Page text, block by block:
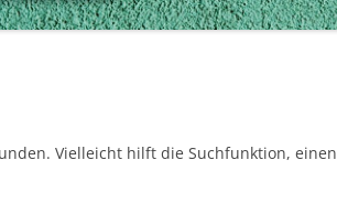
Vielleicht hilft die Suchfunktion, einen